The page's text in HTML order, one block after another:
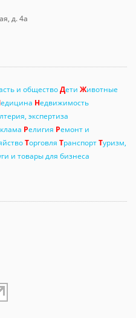
д. 4а
и обществоДети Животные
едицина Недвижимость
экспертиза
Религия Ремонт и
Торговля ТранспортТуризм,
и товары для бизнеса